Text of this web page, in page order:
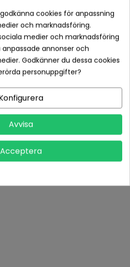
checkout
1-2 dagar med spårbar frakt
öppet köp (se köpvillkor)
cookies för anpassning
och marknadsföring.
medier och marknadsföring
annonser och
Godkänner du dessa cookies
personuppgifter?
Avvisa
Acceptera